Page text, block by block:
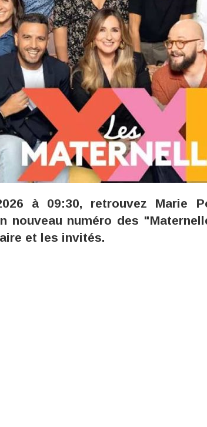
à 09:30, retrouvez Marie
nouveau numéro des
et les invités.